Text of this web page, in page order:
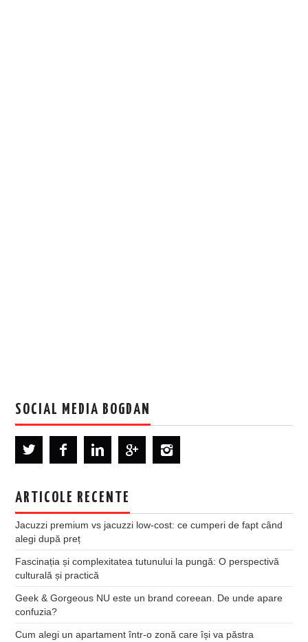
SOCIAL MEDIA BOGDAN
ARTICOLE RECENTE
Jacuzzi premium vs jacuzzi low-cost: ce cumperi de fapt când
alegi după preț
Fascinația și complexitatea tutunului la pungă: O perspectivă
culturală și practică
Geek & Gorgeous NU este un brand coreean. De unde apare
confuzia?
Cum alegi un apartament într-o zonă care își va păstra